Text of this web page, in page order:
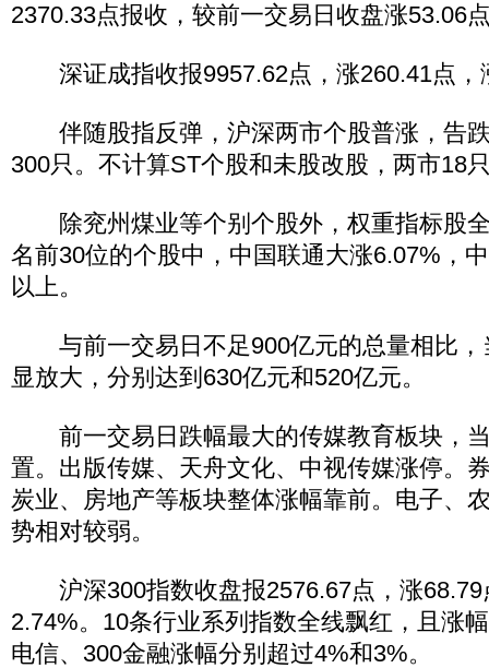
2370.33点报收，较前一交易日收盘涨53.06
深证成指收报9957.62点，涨260.41点，
伴随股指反弹，沪深两市个股普涨，告
300只。不计算ST个股和未股改股，两市18
除兖州煤业等个别个股外，权重指标股
名前30位的个股中，中国联通大涨6.07%，
以上。
与前一交易日不足900亿元的总量相比，
显放大，分别达到630亿元和520亿元。
前一交易日跌幅最大的传媒教育板块，
置。出版传媒、天舟文化、中视传媒涨停。
炭业、房地产等板块整体涨幅靠前。电子、
势相对较弱。
沪深300指数收盘报2576.67点，涨68.79
2.74%。10条行业系列指数全线飘红，且涨
电信、300金融涨幅分别超过4%和3%。